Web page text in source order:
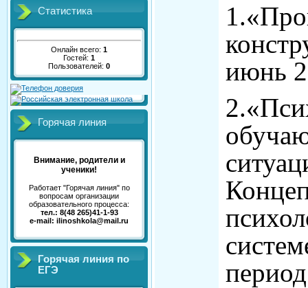
Статистика
Онлайн всего: 1
Гостей: 1
Пользователей: 0
Горячая линия
Внимание, родители и
ученики!
Работает "Горячая линия" по
вопросам организации
образовательного процесса:
тел.: 8(48 265)41-1-93
e-mail: ilinoshkola@mail.ru
Горячая линия по
ЕГЭ
июнь